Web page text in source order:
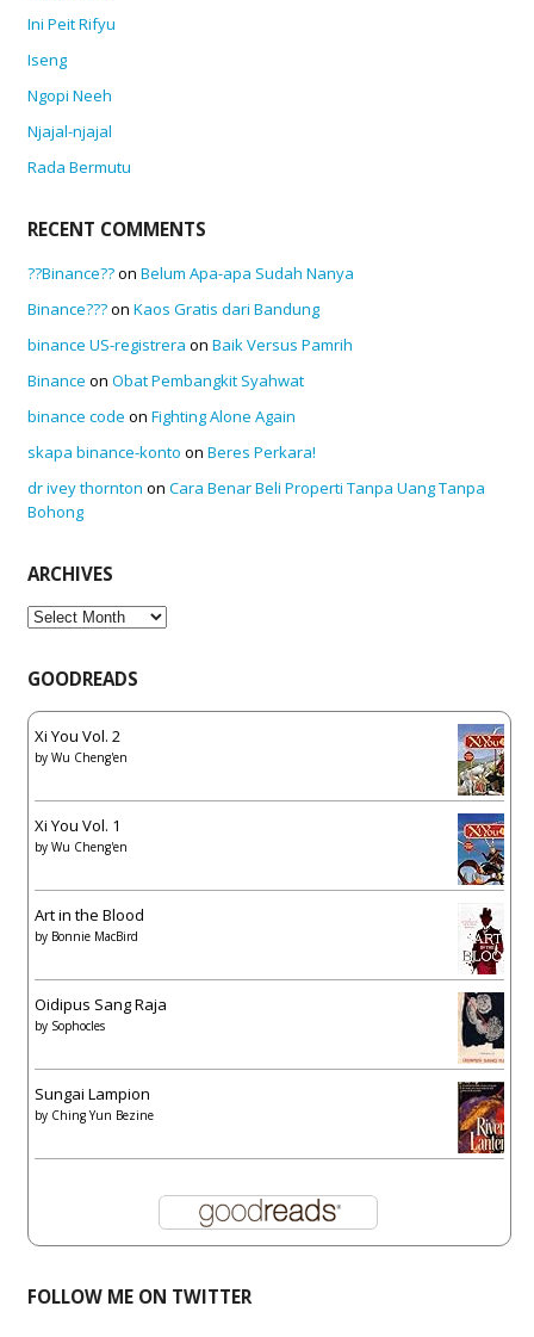
Ini Peit Rifyu
Iseng
Ngopi Neeh
Njajal-njajal
Rada Bermutu
RECENT COMMENTS
??Binance??on Belum Apa-apa Sudah Nanya
Binance???on Kaos Gratis dari Bandung
binance US-registrera on Baik Versus Pamrih
Binance on Obat Pembangkit Syahwat
binance code on Fighting Alone Again
skapa binance-konto on Beres Perkara!
dr ivey thornton on Cara Benar Beli Properti Tanpa Uang Tanpa
Bohong
ARCHIVES
Archives
GOODREADS
Xi You Vol. 2
by Wu Cheng'en
Xi You Vol. 1
by Wu Cheng'en
Art in the Blood
by Bonnie MacBird
Oidipus Sang Raja
by Sophocles
Sungai Lampion
by Ching Yun Bezine
FOLLOW ME ON TWITTER